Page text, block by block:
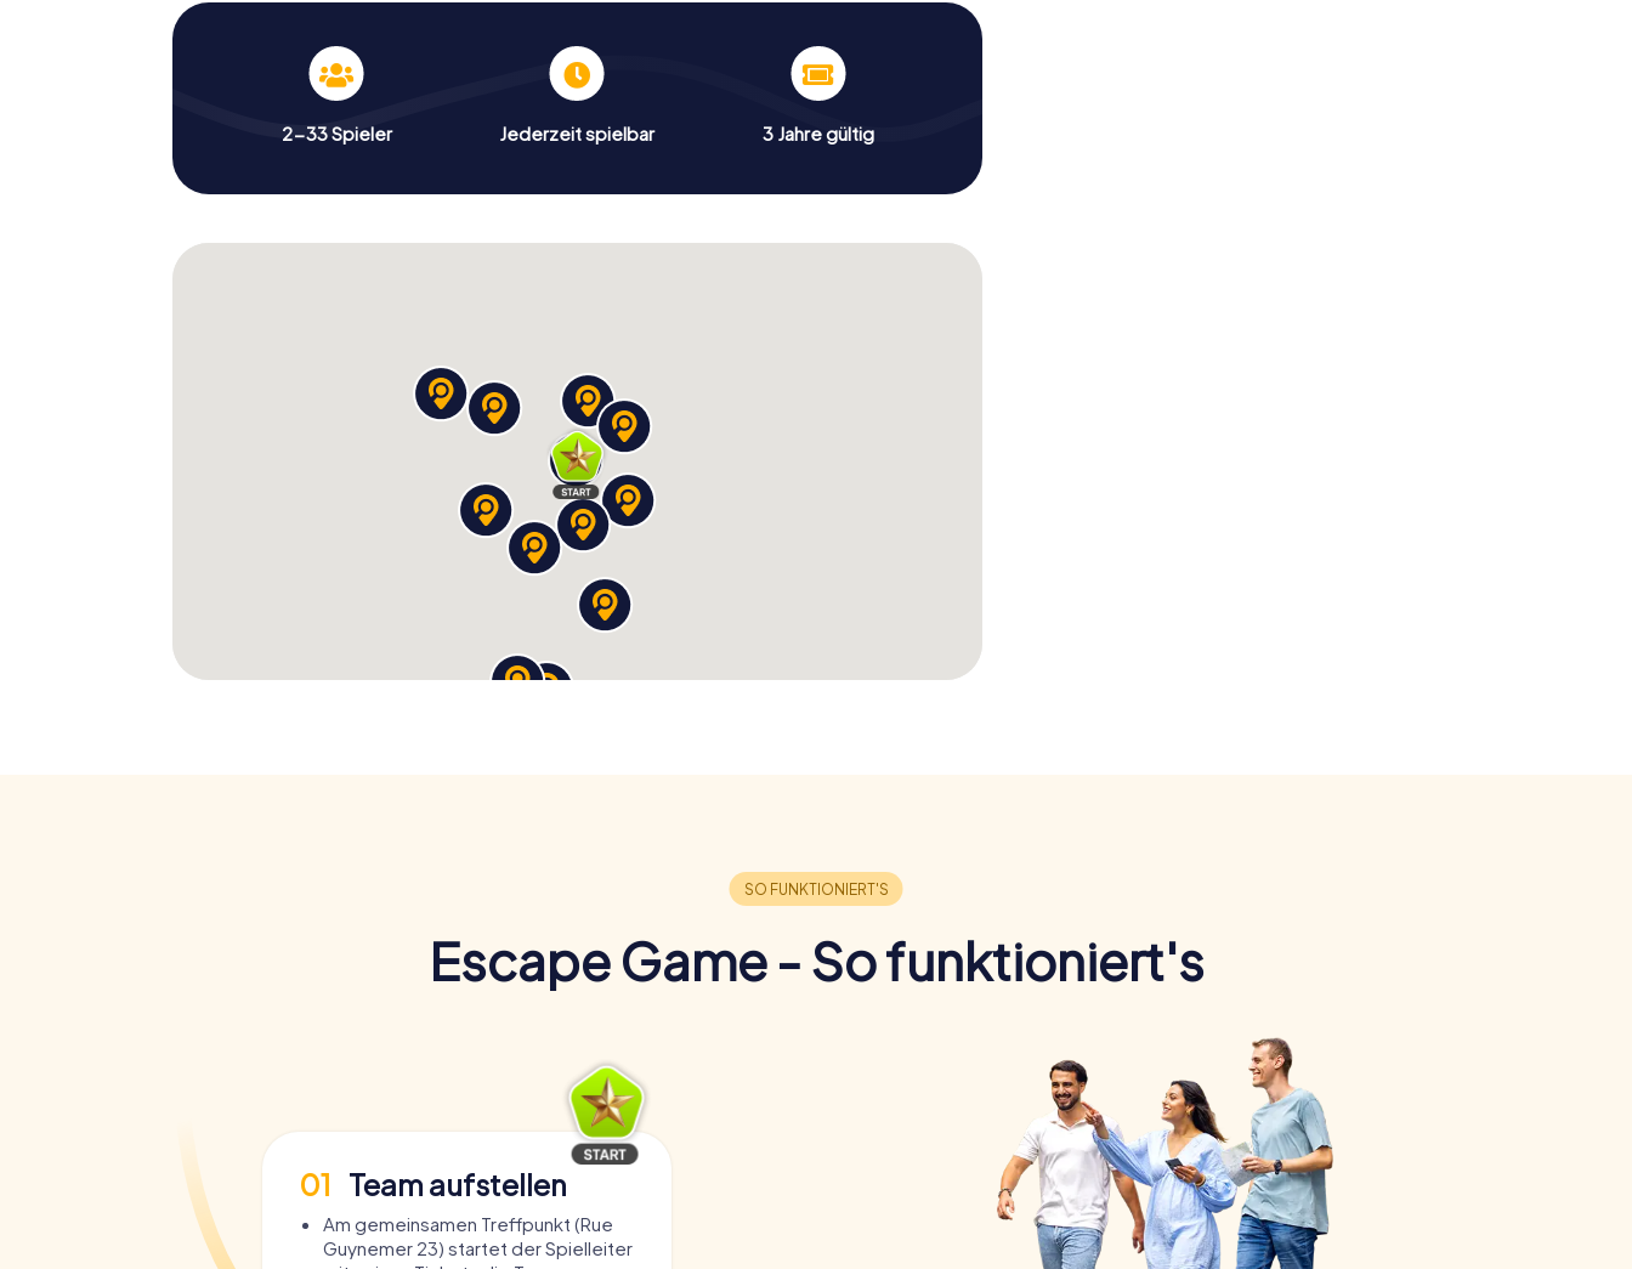
2-33 Spieler Jederzeit spielbar 3 Jahre gültig
Escape Game - So funktioniert's
01 Team aufstellen
Am gemeinsamen Treffpunkt (Rue
Guynemer 23) startet der Spielleiter